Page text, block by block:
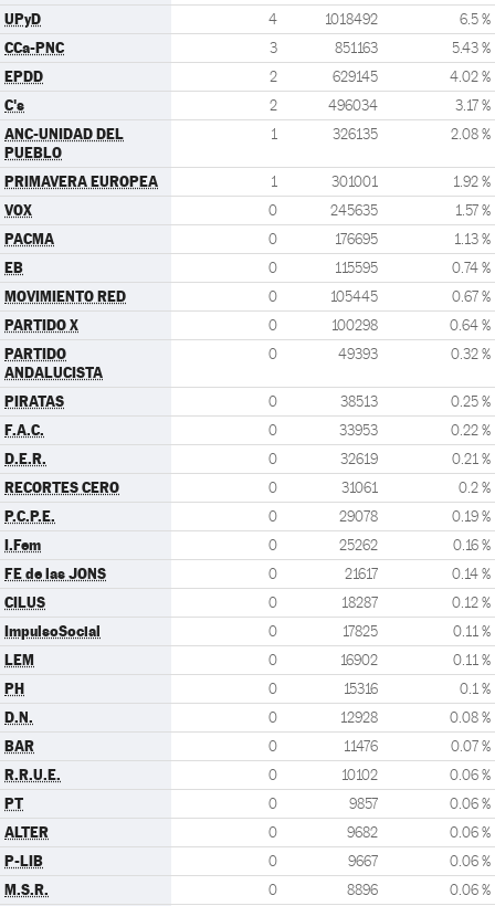
UPyD 4 1018492 6.5 %
CCa-PNC 3 851163 5.43 %
EPDD 2 629145 4.02 %
C's 2 496034 3.17 %
ANC-UNIDAD DEL
PUEBLO
1 326135 2.08 %
PRIMAVERA EUROPEA 1 301001 1.92 %
VOX 0 245635 1.57 %
PACMA 0 176695 1.13 %
EB 0 115595 0.74 %
MOVIMIENTO RED 0 105445 0.67 %
PARTIDO X 0 100298 0.64 %
PARTIDO
ANDALUCISTA
0 49393 0.32 %
PIRATAS 0 38513 0.25 %
F.A.C. 0 33953 0.22 %
D.E.R. 0 32619 0.21 %
RECORTES CERO 0 31061 0.2 %
P.C.P.E. 0 29078 0.19 %
I.Fem 0 25262 0.16 %
FE de las JONS 0 21617 0.14 %
CILUS 0 18287 0.12 %
ImpulsoSocial 0 17825 0.11 %
LEM 0 16902 0.11 %
PH 0 15316 0.1 %
D.N. 0 12928 0.08 %
BAR 0 11476 0.07 %
R.R.U.E. 0 10102 0.06 %
PT 0 9857 0.06 %
ALTER 0 9682 0.06 %
P-LIB 0 9667 0.06 %
M.S.R. 0 8896 0.06 %